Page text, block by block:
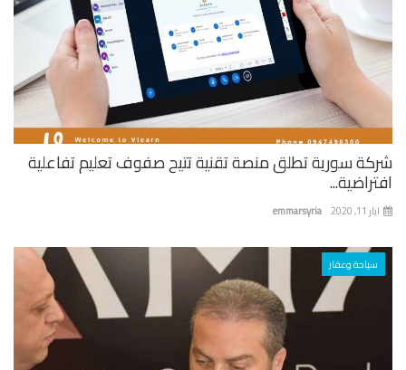
سورية تطلق منصة تقنية تتيح صفوف تعليم تفاعلية
emmarsyria
سياحة وعقار